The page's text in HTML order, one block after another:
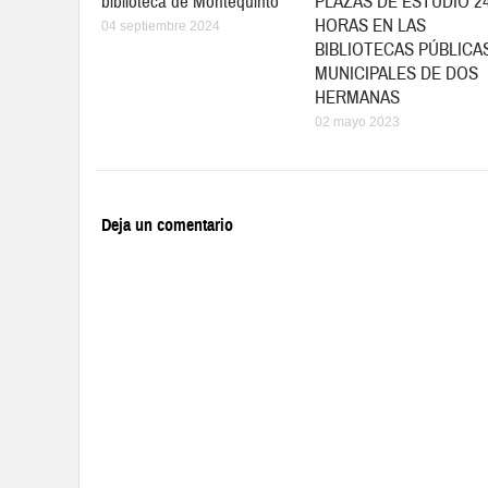
04 septiembre 2024
HORAS EN LAS
BIBLIOTECAS
MUNICIPALES DE DOS
HERMANAS
02 mayo 2023
Deja un comentario